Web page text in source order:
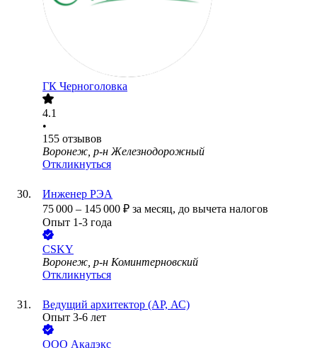
ГК Черноголовка
4.1
•
155 отзывов
Воронеж, р-н Железнодорожный
Откликнуться
Инженер РЭА
75 000 – 145 000 ₽ за месяц, до вычета налогов
Опыт 1-3 года
CSKY
Воронеж, р-н Коминтерновский
Откликнуться
Ведущий архитектор (АР, АС)
Опыт 3-6 лет
ООО Акадэкс